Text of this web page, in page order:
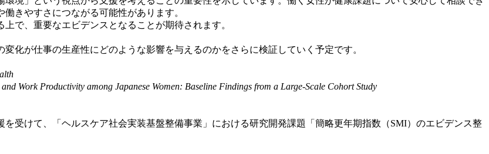
きやすさにつながる可能性があります。
で、重要なエビデンスとなることが期待されます。
化が仕事の生産性にどのような影響を与えるのかをさらに検証していく予定です。
Work Productivity among Japanese Women: Baseline Findings from a Large-Scale Cohort Study
受けて、「ヘルスケア社会実装基盤整備事業」における研究開発課題「簡略更年期指数（SMI）のエビデンス整